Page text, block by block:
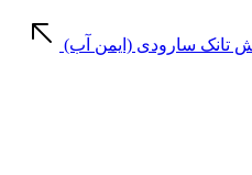
تانک سارودی (ایمن آب)